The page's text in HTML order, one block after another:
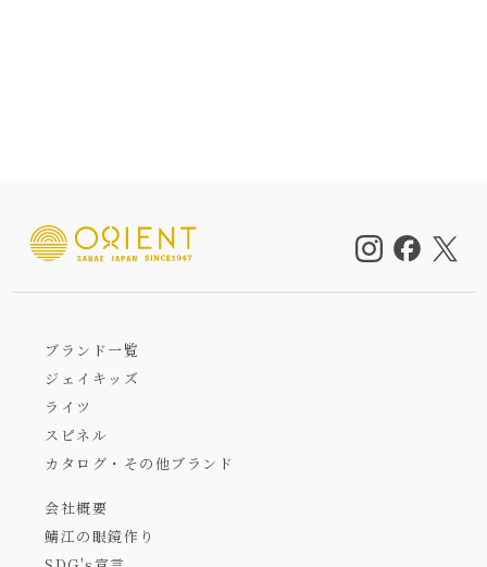
ブランド一覧
ジェイキッズ
ライツ
スピネル
カタログ・その他ブランド
会社概要
鯖江の眼鏡作り